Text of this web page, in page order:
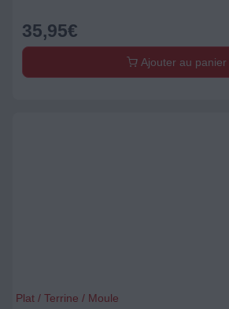
35,95€
Ajouter au panier
Plat / Terrine / Moule